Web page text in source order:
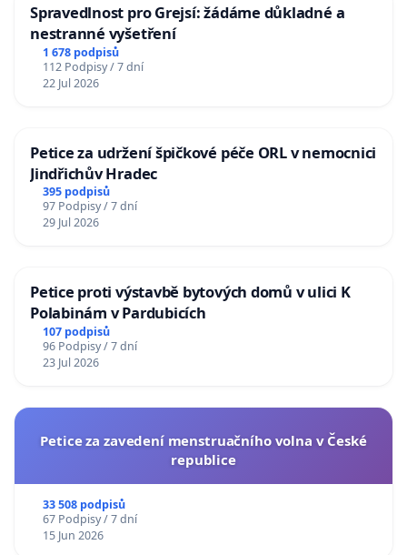
Spravedlnost pro Grejsí: žádáme důkladné a
nestranné vyšetření
1 678 podpisů
112 Podpisy / 7 dní
22 Jul 2026
Petice za udržení špičkové péče ORL v nemocnici
Jindřichův Hradec
395 podpisů
97 Podpisy / 7 dní
29 Jul 2026
Petice proti výstavbě bytových domů v ulici K
Polabinám v Pardubicích
107 podpisů
96 Podpisy / 7 dní
23 Jul 2026
Petice za zavedení menstruačního volna v České
republice
33 508 podpisů
67 Podpisy / 7 dní
15 Jun 2026